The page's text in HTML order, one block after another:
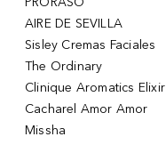
AIRE DE SEVILLA
Sisley Cremas Faciales
The Ordinary
Clinique Aromatics Elixir
Cacharel Amor Amor
Missha